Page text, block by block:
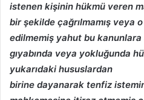
istenen kişinin hükmü veren
bir şekilde çağrılmamış veya
edilmemiş yahut bu kanunlara
gıyabında veya yokluğunda
yukarıdaki hususlardan
birine dayanarak tenfiz